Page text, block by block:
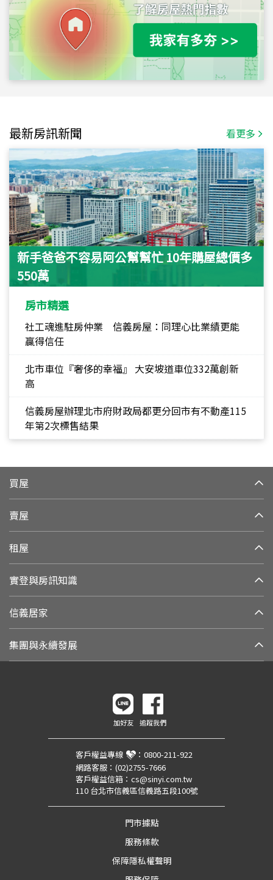
最新房訊新聞 看更多
新手爸爸不容易阿公幫幫忙 10年購屋總價多
550萬
房市精選
社工魂進駐房仲業 信義房屋：同理心比業績更能
贏得信任
北市車位『奢侈的幸福』 大安坡道車位332萬創新
高
信義房屋辦理北市府財政局都更分回市有不動產115
年第2次標售結果
買屋
賣屋
租屋
實登與房訊知識
信義居家
集團與永續發展
加好友 追蹤我們
客戶權益專線 ： 0800-211-922
網路客服： (02)2755-7666
客戶權益信箱： cs@sinyi.com.tw
110 台北市信義區信義路五段100號
門市據點
服務條款
保障隱私權聲明